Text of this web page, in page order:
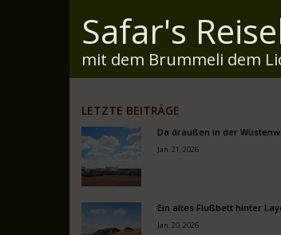
Safar's
mit dem Brummeli dem
LETZTE BEITRÄGE
Da draußen in der
Jan. 21, 2026
Ein altes Flußbett hinter
Jan. 20, 2026